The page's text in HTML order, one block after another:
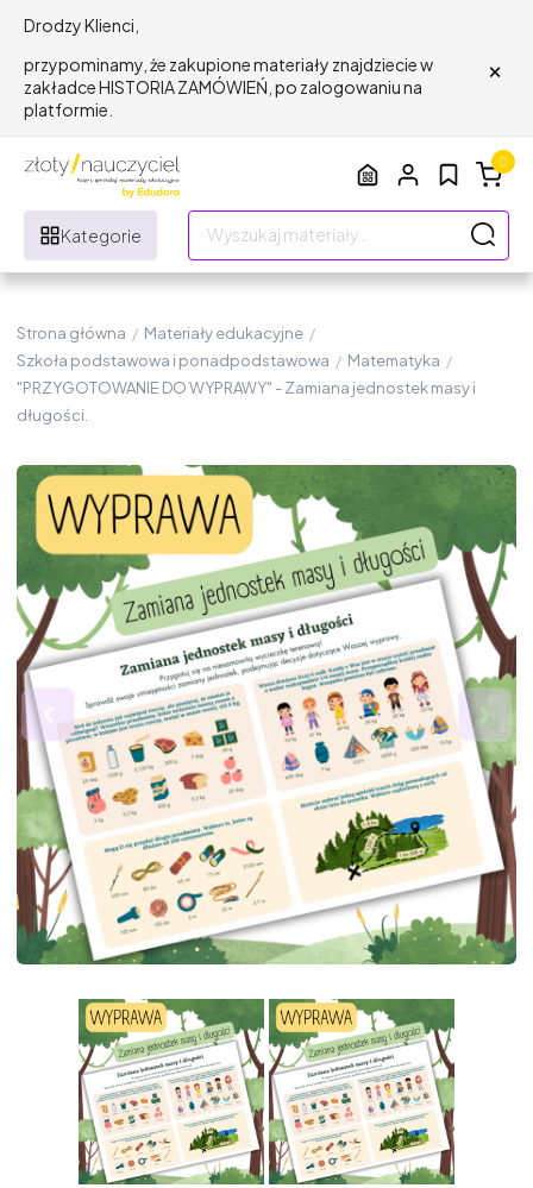
Drodzy Klienci,
przypominamy, że zakupione materiały znajdziecie w
zakładce HISTORIA ZAMÓWIEŃ, po zalogowaniu na
platformie.
×
Kategorie
0
Strona główna / Materiały edukacyjne /
Szkoła podstawowa i ponadpodstawowa / Matematyka /
"PRZYGOTOWANIE DO WYPRAWY" - Zamiana jednostek masy i
długości.